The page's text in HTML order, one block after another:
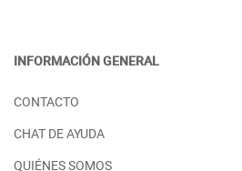
PUERTAS CON CRISTAL
PRECIO DESDE:
INFORMACIÓN GENERAL
CONTACTO
CHAT DE AYUDA
QUIÉNES SOMOS